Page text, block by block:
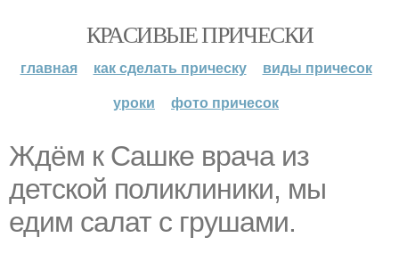
КРАСИВЫЕ ПРИЧЕСКИ
главная как сделать прическу
виды причесок
уроки
фото причесок
Ждём к Сашке врача из
детской поликлиники, мы
едим салат с грушами.